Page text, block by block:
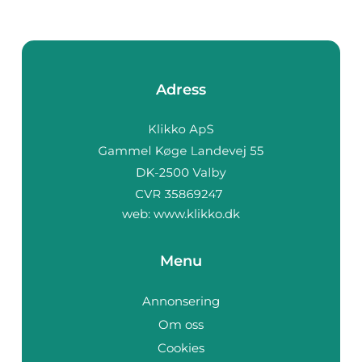
Adress
web: www.klikko.dk
Menu
Annonsering
Om oss
Cookies